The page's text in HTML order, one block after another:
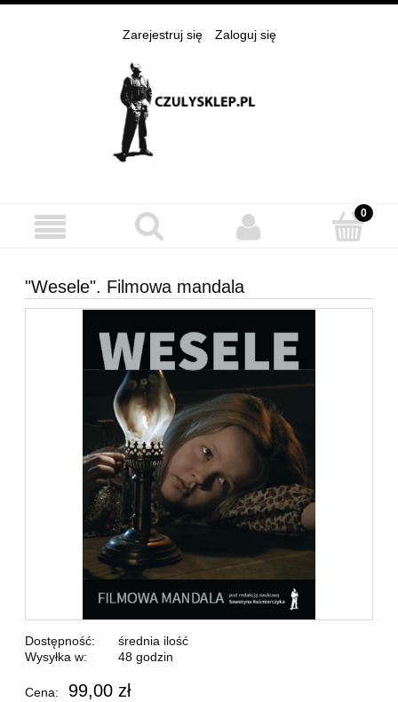
Zarejestruj się Zaloguj się
"Wesele". Filmowa mandala
Dostępność:
średnia ilość
Wysyłka w:
48 godzin
Cena: 99,00 zł